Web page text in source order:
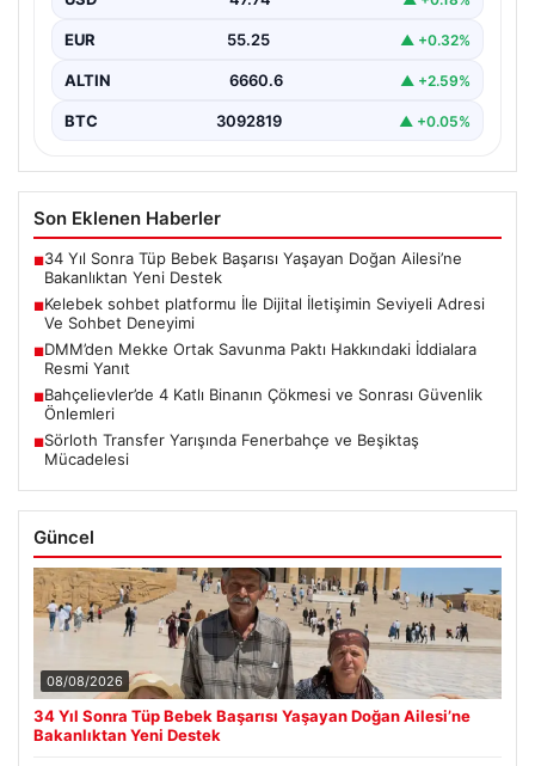
belirtilen Mekke Ortak…
EUR 55.25 ▲ +0.32%
ALTIN 6660.6 ▲ +2.59%
BTC 3092819 ▲ +0.05%
Son Eklenen Haberler
■34 Yıl Sonra Tüp Bebek Başarısı Yaşayan Doğan Ailesi’ne
Bakanlıktan Yeni Destek
■Kelebek sohbet platformu İle Dijital İletişimin Seviyeli Adresi
Ve Sohbet Deneyimi
■DMM’den Mekke Ortak Savunma Paktı Hakkındaki İddialara
Resmi Yanıt
■Bahçelievler’de 4 Katlı Binanın Çökmesi ve Sonrası Güvenlik
Önlemleri
■Sörloth Transfer Yarışında Fenerbahçe ve Beşiktaş
Mücadelesi
Güncel
08/08/2026
34 Yıl Sonra Tüp Bebek Başarısı Yaşayan Doğan Ailesi’ne
Bakanlıktan Yeni Destek